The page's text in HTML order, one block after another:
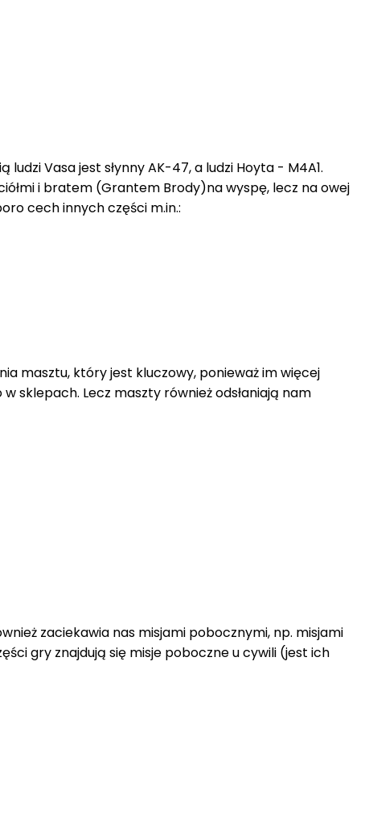
Vasa jest słynny AK-47, a ludzi Hoyta - M4A1.
i bratem (Grantem Brody)na wyspę, lecz na owej
cech innych części m.in.:
masztu, który jest kluczowy, ponieważ im więcej
sklepach. Lecz maszty również odsłaniają nam
zaciekawia nas misjami pobocznymi, np. misjami
gry znajdują się misje poboczne u cywili (jest ich